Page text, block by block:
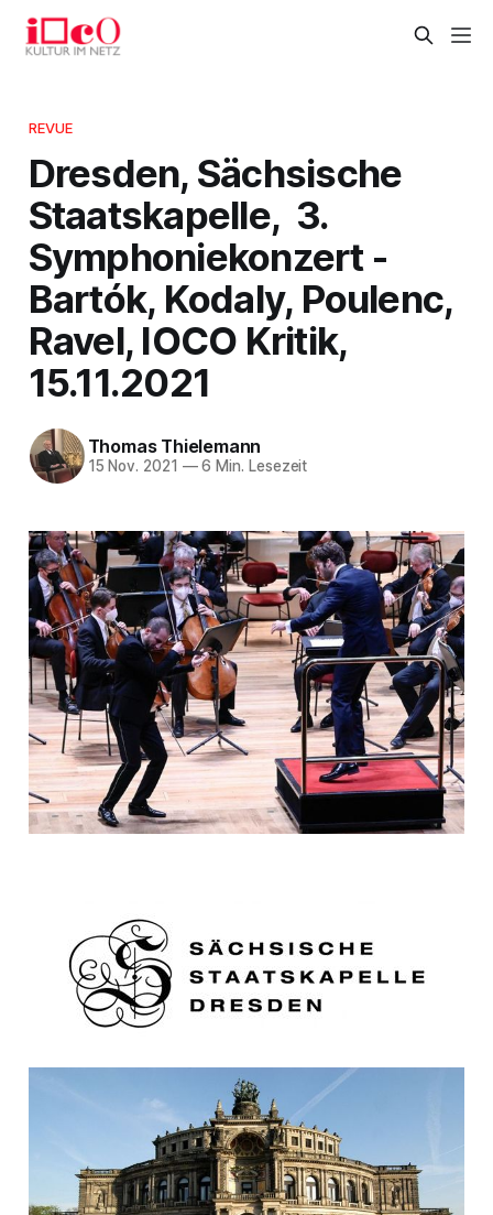
REVUE
Dresden, Sächsische
Staatskapelle, 3.
Symphoniekonzert -
Bartók, Kodaly, Poulenc,
Ravel, IOCO Kritik,
15.11.2021
Thomas Thielemann
15 Nov. 2021 —6 Min. Lesezeit